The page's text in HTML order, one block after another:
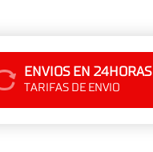
ENVIOS EN 24HORAS
TARIFAS DE ENVIO